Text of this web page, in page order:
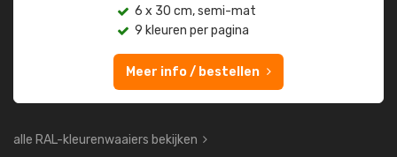
6 x 30 cm, semi-mat
9 kleuren per pagina
Meer info / bestellen
alle RAL-kleurenwaaiers bekijken